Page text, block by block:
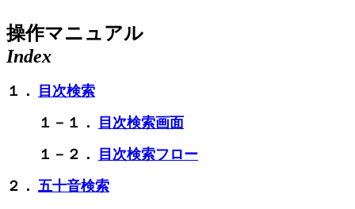
操作マニュアル
Index
１．
目次検索
１－１．
目次検索画面
１－２．
目次検索フロー
２． 五十音検索